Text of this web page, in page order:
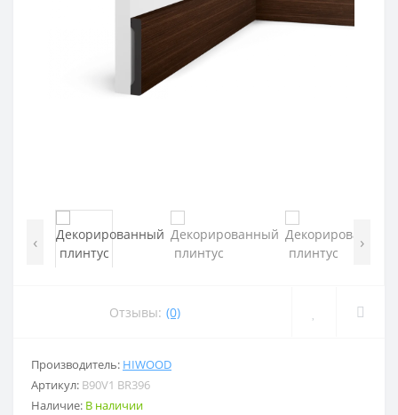
‹ ›
Отзывы: (0)
Производитель: HIWOOD
Артикул: B90V1 BR396
Наличие: В наличии